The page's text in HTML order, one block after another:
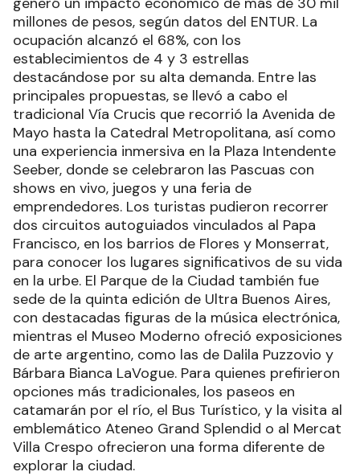
millones de pesos, según datos del ENTUR. La
ocupación alcanzó el 68%, con los
establecimientos de 4 y 3 estrellas
destacándose por su alta demanda. Entre las
principales propuestas, se llevó a cabo el
tradicional Vía Crucis que recorrió la Avenida de
Mayo hasta la Catedral Metropolitana, así como
una experiencia inmersiva en la Plaza Intendente
Seeber, donde se celebraron las Pascuas con
shows en vivo, juegos y una feria de
emprendedores. Los turistas pudieron recorrer
dos circuitos autoguiados vinculados al Papa
Francisco, en los barrios de Flores y Monserrat,
para conocer los lugares significativos de su vida
en la urbe. El Parque de la Ciudad también fue
sede de la quinta edición de Ultra Buenos Aires,
con destacadas figuras de la música electrónica,
mientras el Museo Moderno ofreció exposiciones
de arte argentino, como las de Dalila Puzzovio y
Bárbara Bianca LaVogue. Para quienes prefirieron
opciones más tradicionales, los paseos en
catamarán por el río, el Bus Turístico, y la visita al
emblemático Ateneo Grand Splendid o al Mercat
Villa Crespo ofrecieron una forma diferente de
explorar la ciudad.